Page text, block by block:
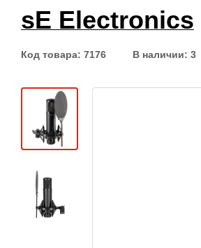
sE Electronics
Код товара: 7176 В наличии: 3